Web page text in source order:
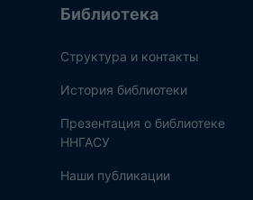
Библиотека
Структура и контакты
История библиотеки
Презентация о библиотеке
ННГАСУ
Наши публикации